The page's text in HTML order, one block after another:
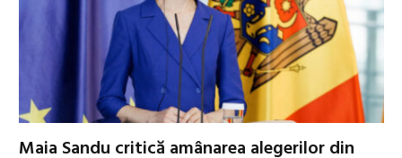
Maia Sandu critică amânarea alegerilor din